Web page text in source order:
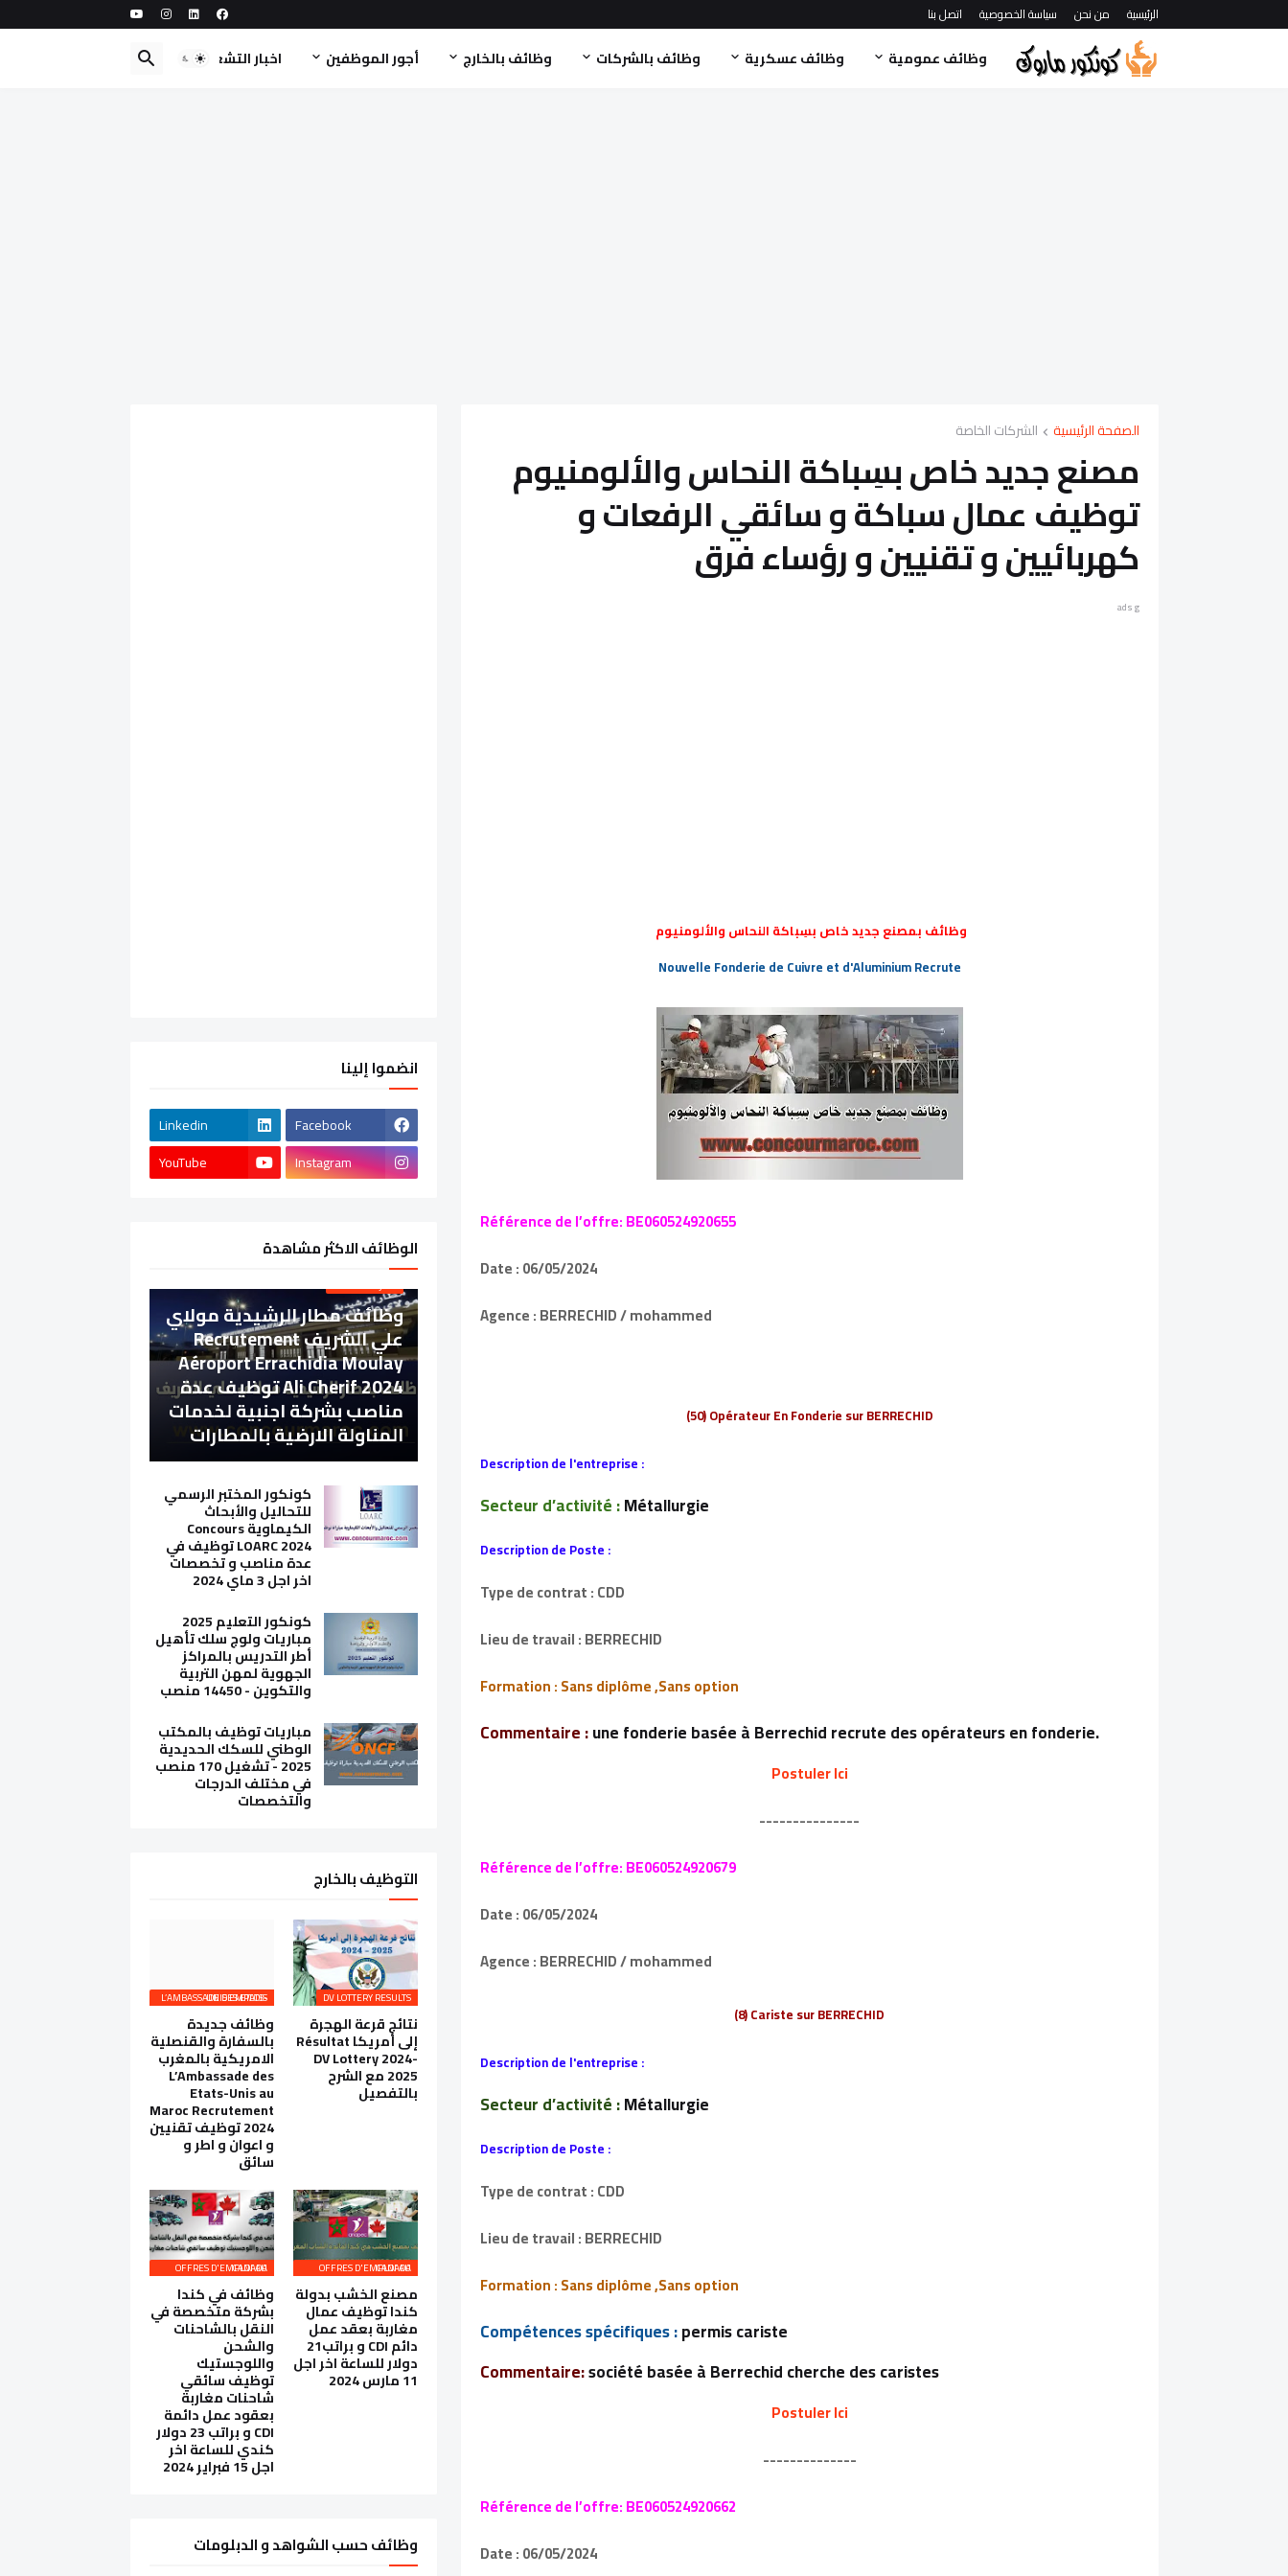
الرئيسية من نحن سياسة الخصوصية اتصل بنا
وظائف عمومية وظائف عسكرية وظائف بالشركات وظائف بالخارج أجور الموظفين اخبار التشغيل
الصفحة الرئيسية الشركات الخاصة
مصنع جديد خاص بسِباكة النحاس والألومنيوم
توظيف عمال سباكة و سائقي الرفعات و
كهربائيين و تقنيين و رؤساء فرق
ads g
وظائف بمصنع جديد خاص بسِباكة النحاس والألومنيوم
Nouvelle Fonderie de Cuivre et d'Aluminium Recrute
Référence de l’offre: BE060524920655
Date : 06/05/2024
Agence : BERRECHID / mohammed
(50) Opérateur En Fonderie sur BERRECHID
Description de l'entreprise :
Secteur d’activité :Métallurgie
Description de Poste :
Type de contrat : CDD
Lieu de travail : BERRECHID
Formation : Sans diplôme ,Sans option
Commentaire :une fonderie basée à Berrechid recrute des opérateurs en fonderie.
Postuler Ici
---------------
Référence de l’offre: BE060524920679
Date : 06/05/2024
Agence : BERRECHID / mohammed
(8) Cariste sur BERRECHID
Description de l'entreprise :
Secteur d’activité :Métallurgie
Description de Poste :
Type de contrat : CDD
Lieu de travail : BERRECHID
Formation : Sans diplôme ,Sans option
Compétences spécifiques :permis cariste
Commentaire:société basée à Berrechid cherche des caristes
Postuler Ici
--------------
Référence de l’offre: BE060524920662
Date : 06/05/2024
انضموا إلينا
Facebook
Linkedin
Instagram
YouTube
الوظائف الاكثر مشاهدة
الشركات الخاصة
وظائف مطار الرشيدية مولاي
علي الشريف Recrutement
Aéroport Errachidia Moulay
Ali Cherif 2024 توظيف عدة
مناصب بشركة اجنبية لخدمات
المناولة الارضية بالمطارات
كونكور المختبر الرسمي
للتحاليل والأبحاث
الكيماوية Concours
LOARC 2024 توظيف في
عدة مناصب و تخصصات
اخر اجل 3 ماي 2024
كونكور التعليم 2025
مباريات ولوج سلك تأهيل
أطر التدريس بالمراكز
الجهوية لمهن التربية
والتكوين - 14450 منصب
مباريات توظيف بالمكتب
الوطني للسكك الحديدية
2025 - تشغيل 170 منصب
في مختلف الدرجات
والتخصصات
التوظيف بالخارج
DV LOTTERY RESULTS
نتائج قرعة الهجرة
إلى أمريكا Résultat
DV Lottery 2024-
2025 مع الشرح
بالتفصيل
L’AMBASSADE DES ETATS-UNIS EMPLOIS
وظائف جديدة
بالسفارة والقنصلية
الامريكية بالمغرب
L’Ambassade des
Etats-Unis au
Maroc Recrutement
2024 توظيف تقنيين
و اعوان و اطر و
سائق
OFFRES D'EMPLOI AU CANADA
مصنع الخشب بدولة
كندا توظيف عمال
مغاربة بعقد عمل
دائم CDI و براتب21
دولار للساعة اخر اجل
11 مارس 2024
OFFRES D'EMPLOI AU CANADA
وظائف في كندا
بشركة متخصصة في
النقل بالشاحنات
والشحن
واللوجستيك
توظيف سائقي
شاحنات مغاربة
بعقود عمل دائمة
CDI و براتب 23 دولار
كندي للساعة اخر
اجل 15 فبراير 2024
وظائف حسب الشواهد و الدبلومات